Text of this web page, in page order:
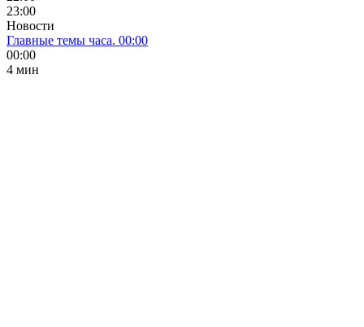
23:00
Новости
Главные темы часа. 00:00
00:00
4 мин